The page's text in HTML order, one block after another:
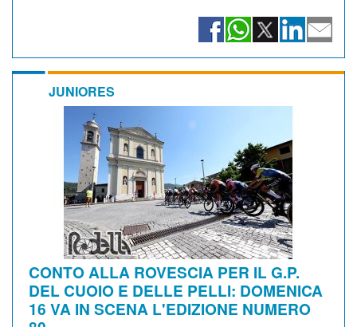
JUNIORES
CONTO ALLA ROVESCIA PER IL G.P.
DEL CUOIO E DELLE PELLI: DOMENICA
16 VA IN SCENA L'EDIZIONE NUMERO